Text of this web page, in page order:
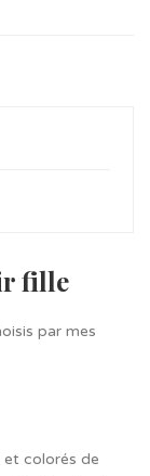
fille
par mes
et colorés de